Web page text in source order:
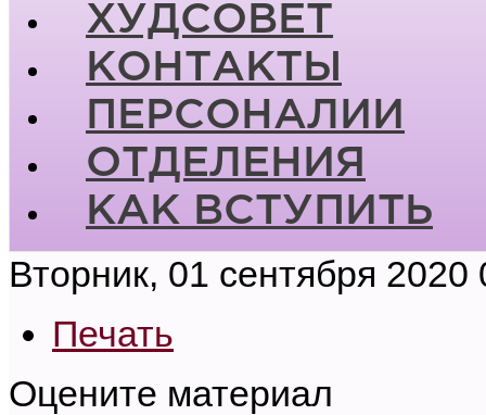
ХУДСОВЕТ
КОНТАКТЫ
ПЕРСОНАЛИИ
ОТДЕЛЕНИЯ
КАК ВСТУПИТЬ
Вторник, 01 сентября 2020
Печать
Оцените материал